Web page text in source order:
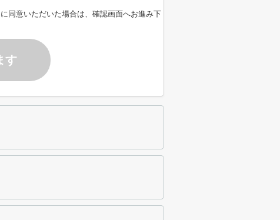
同意いただいた場合は、確認画面へお進み下
す